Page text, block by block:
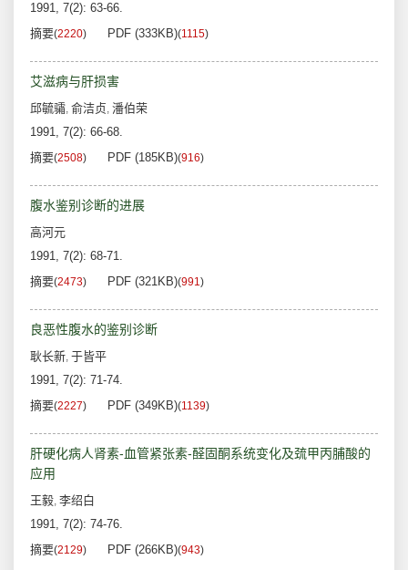
1991, 7(2): 63-66.
摘要(2220) PDF (333KB)(1115)
艾滋病与肝损害
邱毓骦, 俞洁贞, 潘伯荣
1991, 7(2): 66-68.
摘要(2508) PDF (185KB)(916)
腹水鉴别诊断的进展
高河元
1991, 7(2): 68-71.
摘要(2473) PDF (321KB)(991)
良恶性腹水的鉴别诊断
耿长新, 于皆平
1991, 7(2): 71-74.
摘要(2227) PDF (349KB)(1139)
肝硬化病人肾素-血管紧张素-醛固酮系统变化及巯甲丙脯酸的
应用
王毅, 李绍白
1991, 7(2): 74-76.
摘要(2129) PDF (266KB)(943)